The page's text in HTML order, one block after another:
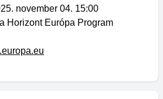
november 04. 15:00
Horizont Európa Program